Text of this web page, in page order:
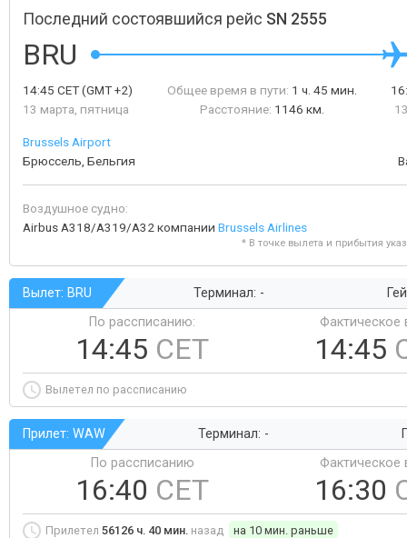
Последний состоявшийся рейс SN 2555
BRU
14:45 CET(GMT +2)
13 марта, пятница
Общее время в пути: 1 ч. 45 мин.
Расстояние: 1146 км.
Brussels Airport
Брюссель, Бельгия
Воздушное судно:
Airbus A318/A319/A32 компании Brussels Airlines
* В точке вылета и прибытия
Вылет: BRU Терминал: -
По рассписанию:
14:45 CET
Фактическое
14:45
Вылетел по рассписанию
Прилет: WAW Терминал: -
По рассписанию
16:40 CET
Фактическое
16:30
Прилетел 56126 ч. 40 мин. назад на 10 мин. раньше